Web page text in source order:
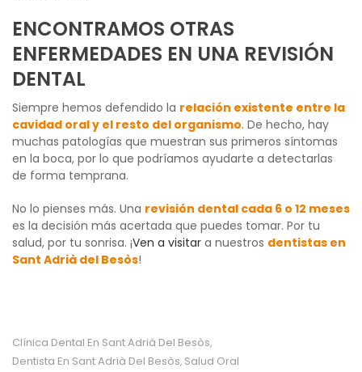
ENCONTRAMOS OTRAS
ENFERMEDADES EN UNA REVISIÓN
DENTAL
Siempre hemos defendido la relación existente entre la
cavidad oral y el resto del organismo. De hecho, hay
muchas patologías que muestran sus primeros síntomas
en la boca, por lo que podríamos ayudarte a detectarlas
de forma temprana.
No lo pienses más. Una revisión dental cada 6 o 12 meses
es la decisión más acertada que puedes tomar. Por tu
salud, por tu sonrisa. ¡Ven a visitar a nuestros dentistas en
Sant Adrià del Besòs!
Clínica Dental En Sant Adrià Del Besòs,
Dentista En Sant Adrià Del Besòs, Salud Oral